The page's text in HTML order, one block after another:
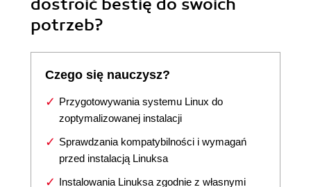
dostroić bestię do swoich
potrzeb?
Czego się nauczysz?
Przygotowywania systemu Linux do
zoptymalizowanej instalacji
Sprawdzania kompatybilności i wymagań
przed instalacją Linuksa
Instalowania Linuksa zgodnie z własnymi